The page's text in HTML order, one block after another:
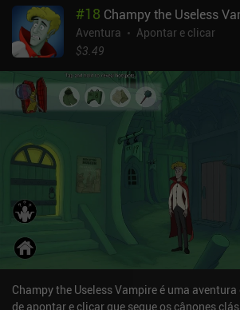
fizermos todas as escolhas certas, finalmente
conclusão e poderemos agir de acordo com
investigação a seu final lógico. Achei muito divertido mexer com
para que eu pudesse aproveitá-lo ao máximo.
pode ser concluído em uma hora. O Dead Detective é totalmente
gratuito, sem anúncios ou iAPs. Portanto, é
com sua curta duração. O desenvolvedor prometeu novos
episódios no futuro - e eu, por exemplo, os
ansiosamente.
#18 Champy the Useless
Aventura
Apontar e clicar
$3.49
Champy the Useless Vampire é uma
de apontar e clicar que segue os cânones